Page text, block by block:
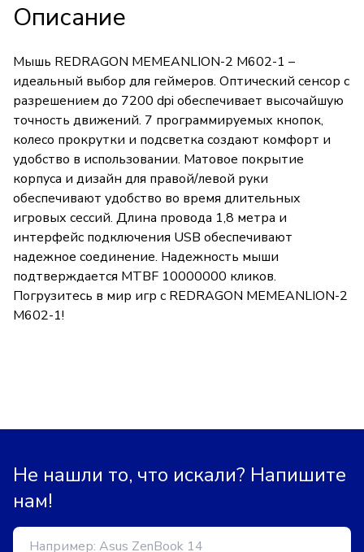
Описание
Мышь REDRAGON MEMEANLION-2 M602-1 –
идеальный выбор для геймеров. Оптический сенсор с
разрешением до 7200 dpi обеспечивает высочайшую
точность движений. 7 программируемых кнопок,
колесо прокрутки и подсветка создают комфорт и
удобство в использовании. Матовое покрытие
корпуса и дизайн для правой/левой руки
обеспечивают удобство во время длительных
игровых сессий. Длина провода 1,8 метра и
интерфейс подключения USB обеспечивают
надежное соединение. Надежность мыши
подтверждается MTBF 10000000 кликов.
Погрузитесь в мир игр с REDRAGON MEMEANLION-2
M602-1!
Не нашли то, что искали? Напишите
нам!